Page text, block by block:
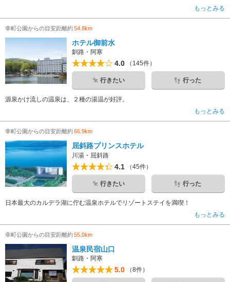
もっとみる
幸町公園からの目安距離約54.8km
ホテル御前水
釧路・阿寒
4.0 （145件）
行きたい 行った
源泉かけ流しの温泉は、２種の湯温が好評。
もっとみる
幸町公園からの目安距離約66.9km
屈斜路プリンスホテル
川湯・屈斜路
4.1 （45件）
行きたい 行った
日本最大のカルデラ湖に佇む温泉ホテルでリゾートステイを満喫！
もっとみる
幸町公園からの目安距離約55.0km
温泉民宿山口
釧路・阿寒
5.0 （8件）